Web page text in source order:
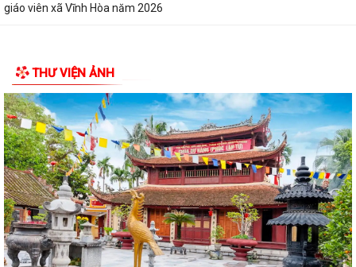
giáo viên xã Vĩnh Hòa năm 2026
THƯ VIỆN ẢNH